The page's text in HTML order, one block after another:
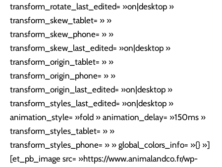
transform_rotate_last_edited= »on|desktop »
transform_skew_tablet= » »
transform_skew_phone= » »
transform_skew_last_edited= »on|desktop »
transform_origin_tablet= » »
transform_origin_phone= » »
transform_origin_last_edited= »on|desktop »
transform_styles_last_edited= »on|desktop »
animation_style= »fold » animation_delay= »150ms »
transform_styles_tablet= » »
transform_styles_phone= » » global_colors_info= »{} »]
[et_pb_image src= »https://www.animalandco.fr/wp-